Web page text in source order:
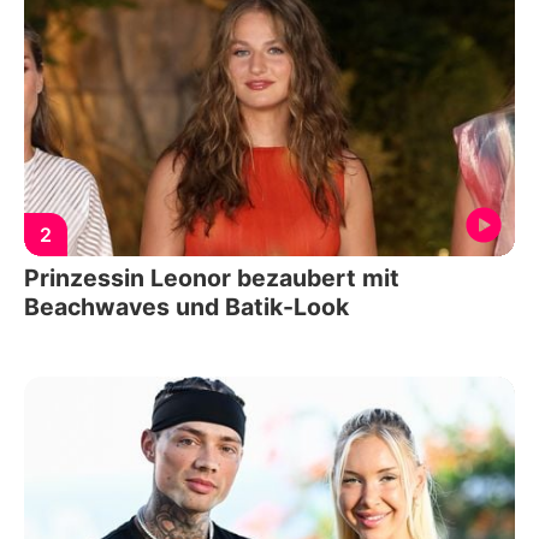
2
Prinzessin Leonor bezaubert mit
Beachwaves und Batik-Look